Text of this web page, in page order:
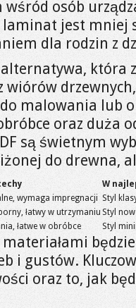
osób
laminat jest mniej
dla rodzin z
która
wiórów
malowania lub
oraz duża
są świetnym
do drewna,
W
wymaga impregnacji Styl
łatwy w utrzymaniu Styl
łatwe w obróbce Styl
będzie
i gustów.
oraz to, jak